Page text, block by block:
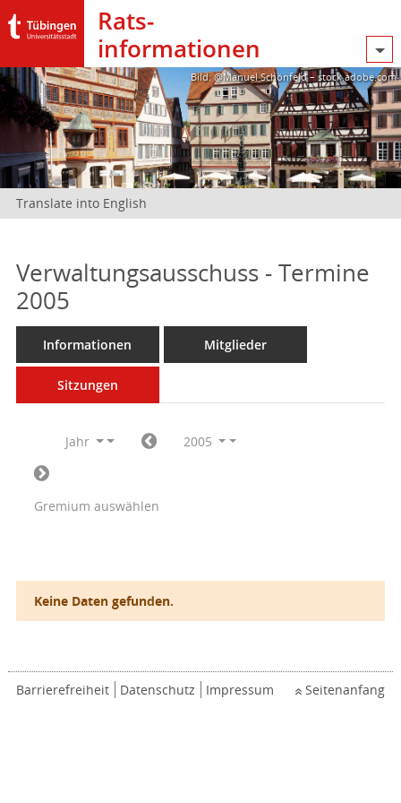
Rats­
informationen
Bild: @Manuel Schönfeld – stock.adobe.com
Translate into English
Verwaltungsausschuss - Termine
2005
Informationen Mitglieder
Sitzungen
Jahr 2005
Gremium auswählen
Keine Daten gefunden.
Barrierefreiheit Datenschutz Impressum Seitenanfang